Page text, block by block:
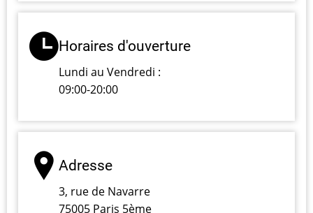
Horaires d'ouverture
Lundi au Vendredi :
09:00-20:00
Adresse
3, rue de Navarre
75005 Paris 5ème